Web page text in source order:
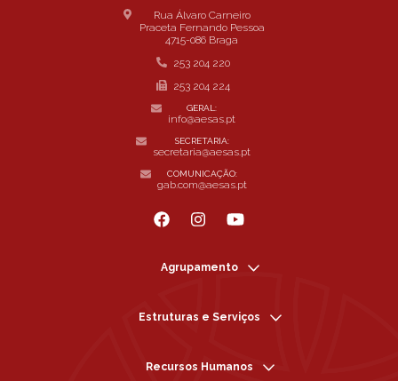
Rua Álvaro Carneiro
Praceta Fernando Pessoa
4715-086 Braga
253 204 220
253 204 224
GERAL:
info@aesas.pt
SECRETARIA:
secretaria@aesas.pt
COMUNICAÇÃO:
gab.com@aesas.pt
Agrupamento
Estruturas e Serviços
Recursos Humanos